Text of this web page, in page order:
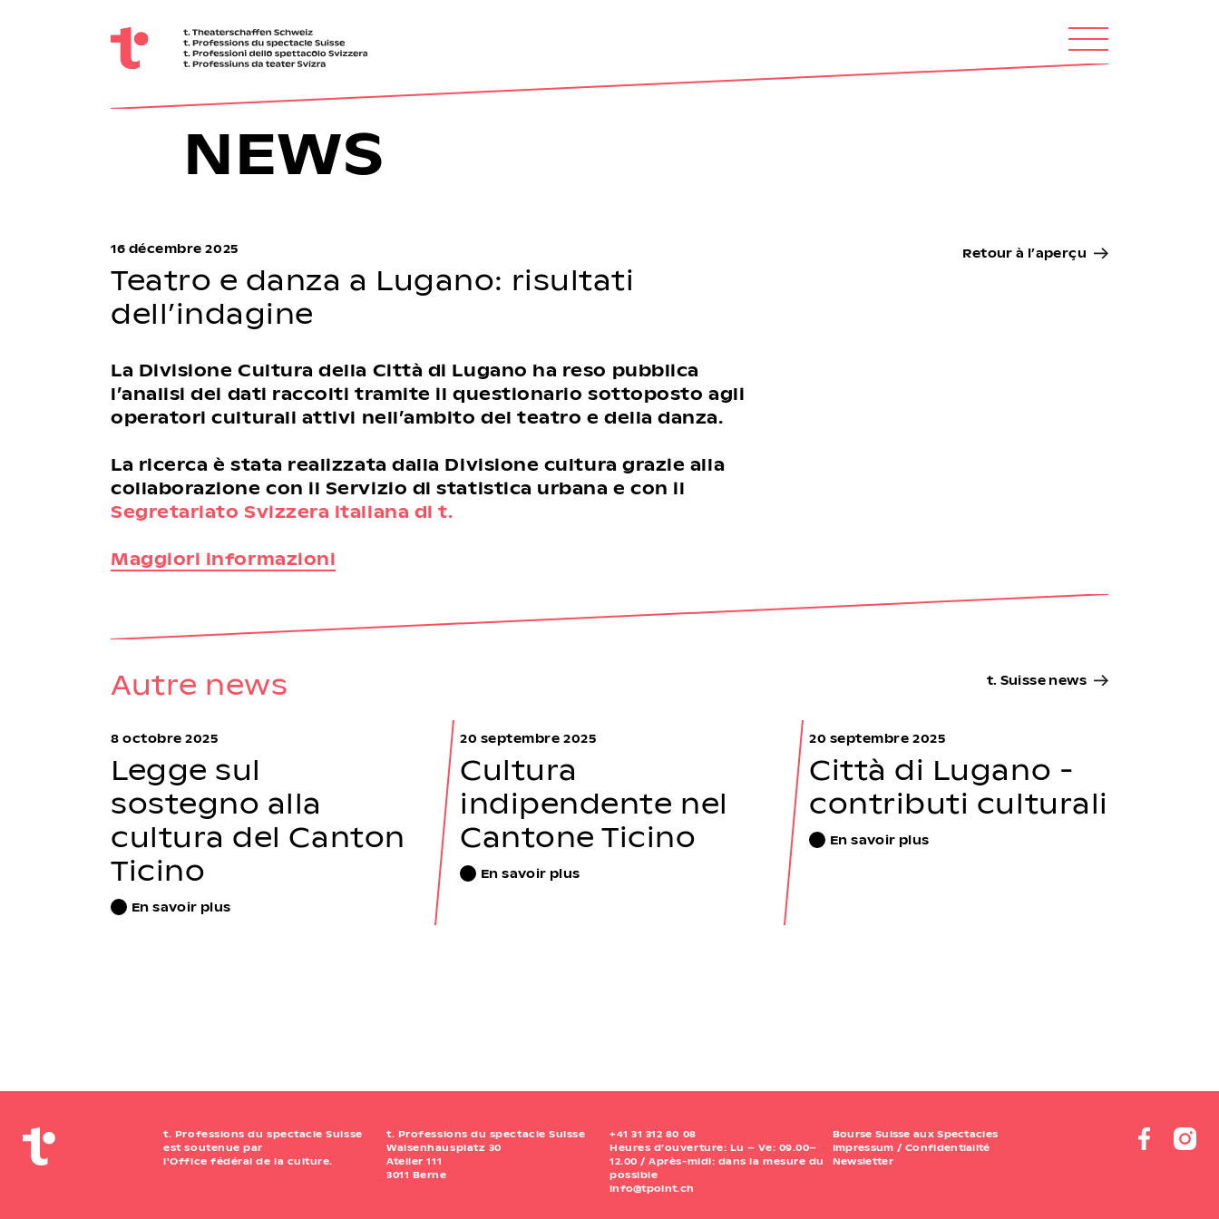
NEWS
16 décembre 2025
Teatro e danza a Lugano: risultati
dell’indagine
Retour à l’aperçu
La Divisione Cultura della Città di Lugano ha reso pubblica
l’analisi dei dati raccolti tramite il questionario sottoposto agli
operatori culturali attivi nell’ambito del teatro e della danza.
La ricerca è stata realizzata dalla Divisione cultura grazie alla
collaborazione con il Servizio di statistica urbana e con il
Segretariato Svizzera italiana di t.
Maggiori informazioni
Autre news t. Suisse news
8 octobre 2025
Legge sul
sostegno alla
cultura del Canton
Ticino
En savoir plus
20 septembre 2025
Cultura
indipendente nel
Cantone Ticino
En savoir plus
20 septembre 2025
Città di Lugano -
contributi culturali
En savoir plus
t. Professions du spectacle Suisse
est soutenue par
l'Office fédéral de la culture.
t. Professions du spectacle Suisse
Waisenhausplatz 30
Atelier 111
3011 Berne
+41 31 312 80 08
Heures d’ouverture: Lu – Ve: 09.00–
12.00 / Après-midi: dans la mesure du
possible
info@tpoint.ch
Bourse Suisse aux Spectacles
Impressum /Confidentialité
Newsletter